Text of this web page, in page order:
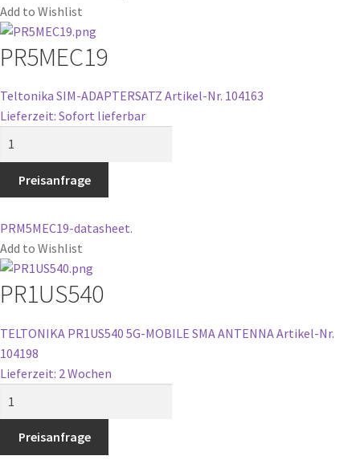
Add to Wishlist
PR5MEC19
Teltonika SIM-ADAPTERSATZ Artikel-Nr. 104163
Lieferzeit: Sofort lieferbar
Preisanfrage
PRM5MEC19-datasheet.
Add to Wishlist
PR1US540
TELTONIKA PR1US540 5G-MOBILE SMA ANTENNAArtikel-Nr.
104198
Lieferzeit: 2 Wochen
Preisanfrage